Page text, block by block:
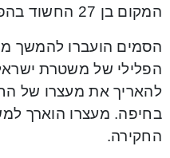
המקום בן 27 החשוד בהפעלתה.
הסמים הועברו להמשך
הפלילי של משטרת
להאריך את מעצרו של
בחיפה. מעצרו הוארך
החקירה.